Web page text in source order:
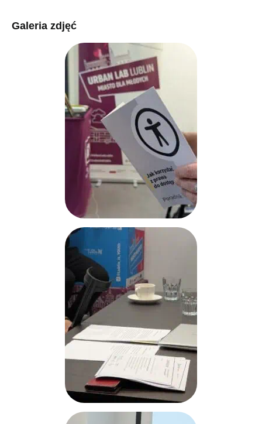
Galeria zdjęć